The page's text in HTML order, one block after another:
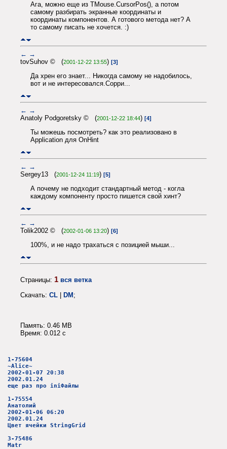
Ага, можно еще из TMouse.CursorPos(), а потом
самому разбирать экранные координаты и
координаты компонентов. А готового метода нет? А
то самому писать не хочется. :)
← →
tovSuhov © (2001-12-22 13:55) [3]
Да хрен его знает... Никогда самому не надобилось,
вот и не интересовался.Сорри...
← →
Anatoly Podgoretsky © (2001-12-22 18:44) [4]
Ты можешь посмотреть? как это реализовано в
Application для OnHint
← →
Sergey13 (2001-12-24 11:19) [5]
А почему не подходит стандартный метод - когла
каждому компоненту просто пишется свой хинт?
← →
Tolik2002 © (2002-01-06 13:20) [6]
100%, и не надо трахаться с позицией мыши...
Страницы: 1 вся ветка
Скачать: CL | DM;
Память: 0.46 MB
Время: 0.012 c
1-75604
~Alice~
2002-01-07 20:38
2002.01.24
еще раз про iniФайлы
1-75554
Анатолий
2002-01-06 06:20
2002.01.24
Цвет ячейки StringGrid
3-75486
Matr